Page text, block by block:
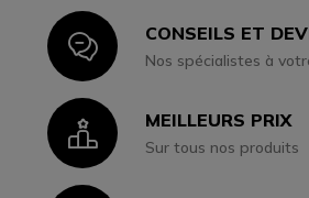
IconCONSEILS ET
Nos spécialistes à
IconMEILLEURS PRIX
Sur tous nos produits